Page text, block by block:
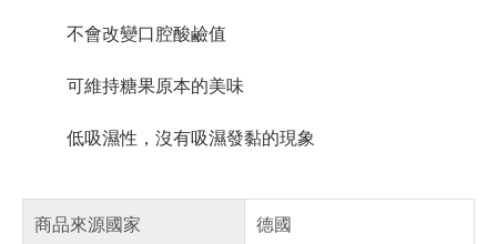
不會改變口腔酸鹼值
可維持糖果原本的美味
低吸濕性，沒有吸濕發黏的現象
商品來源國家 德國